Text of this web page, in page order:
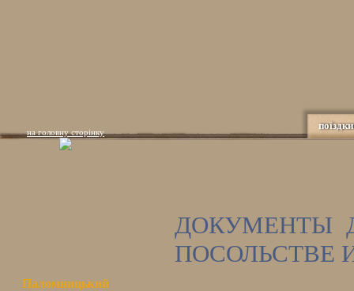
поїздки
на головну сторінку
Паломницький
ДОКУМЕНТЫ
ПОСОЛЬСТВЕ